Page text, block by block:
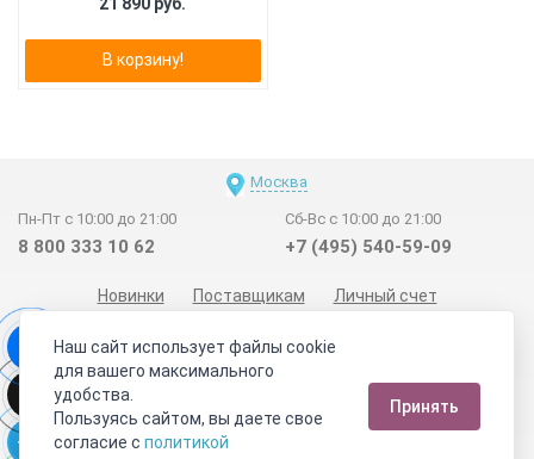
В корзину!
Москва
Пн-Пт с 10:00 до 21:00
8 800 333 10 62
Сб-Вс с 10:00 до 21:00
+7 (495) 540-59-09
Новинки Поставщикам
Личный счет
Отзывы покупателей
Сертификаты
Обратная связь
СОУТ
Телеграм
Max
Наш сайт использует файлы cookie
для вашего максимального
удобства.
Пользуясь сайтом, вы даете свое
согласие с политикой
Принять